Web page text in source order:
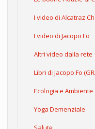
I video di Alcatraz
I video di Jacopo Fo
Altri video dalla rete
Libri di Jacopo Fo
Ecologia e Ambiente
Yoga Demenziale